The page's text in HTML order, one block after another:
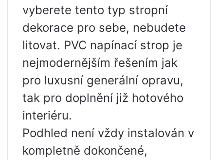
vyberete tento typ stropní
dekorace pro sebe, nebudete
litovat. PVC napínací strop je
nejmodernějším řešením jak
pro luxusní generální opravu,
tak pro doplnění již hotového
interiéru.
Podhled není vždy instalován v
kompletně dokončené,